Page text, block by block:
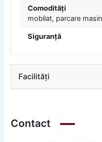
Comodități
mobilat, parcare
Siguranță
Facilități
Contact